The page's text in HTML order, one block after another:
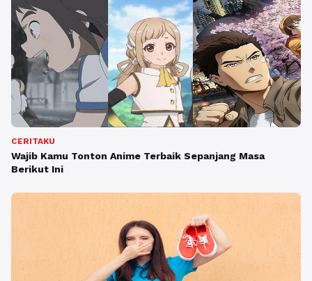
CERITAKU
Wajib Kamu Tonton Anime Terbaik Sepanjang Masa
Berikut Ini